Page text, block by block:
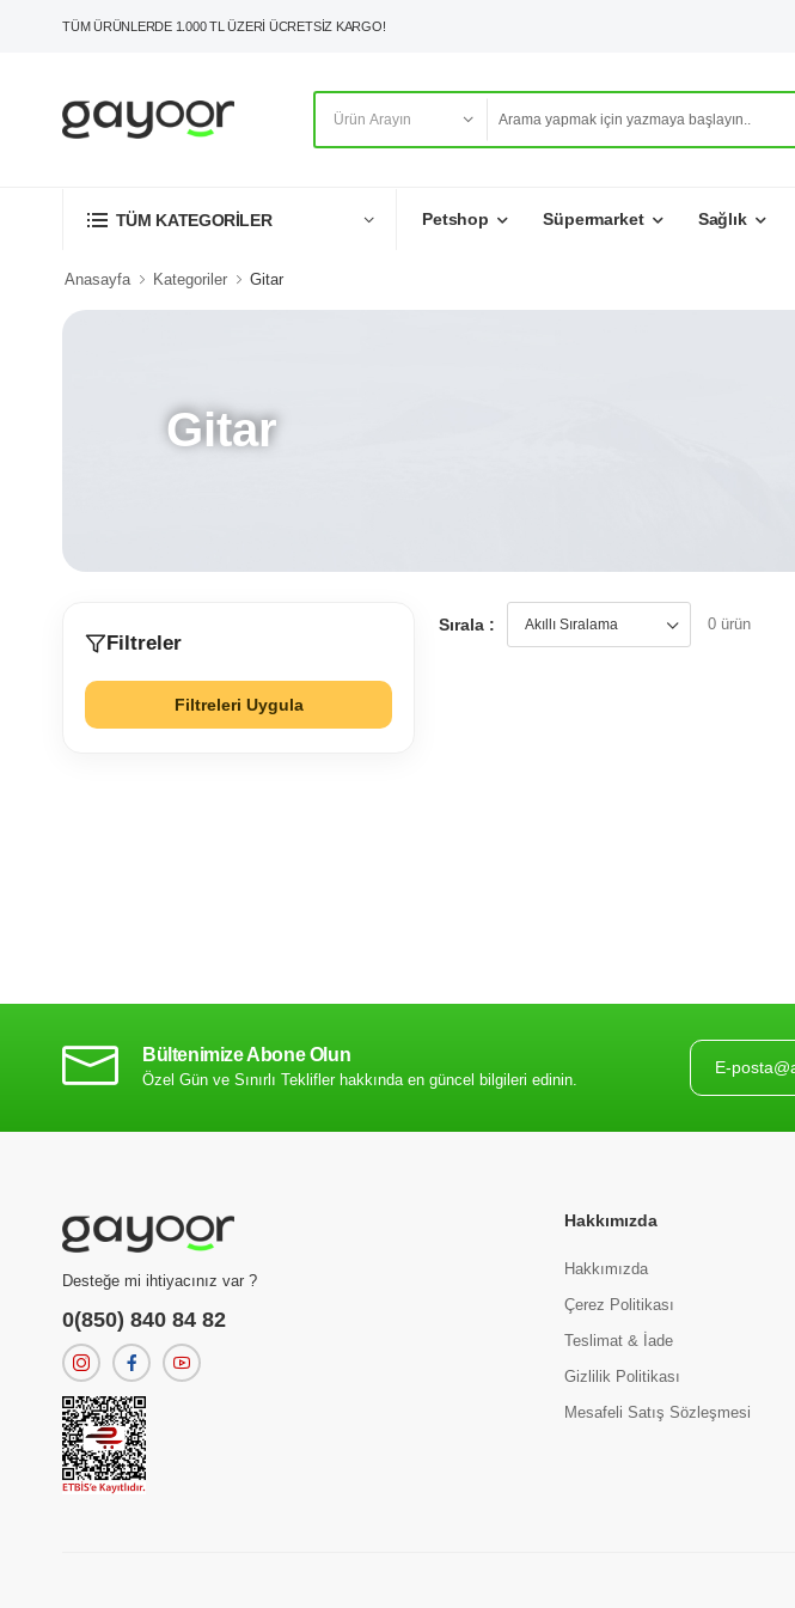
TÜM ÜRÜNLERDE 1.000 TL ÜZERİ ÜCRETSİZ KARGO!
TÜM KATEGORİLER Petshop Süpermarket Sağlık
Anasayfa Kategoriler Gitar
Gitar
Filtreler
Filtreleri Uygula
Sırala : 0 ürün
Bültenimize Abone Olun
Özel Gün ve Sınırlı Teklifler hakkında en güncel bilgileri edinin.
Desteğe mi ihtiyacınız var ?
0(850) 840 84 82
Hakkımızda
Hakkımızda
Çerez Politikası
Teslimat & İade
Gizlilik Politikası
Mesafeli Satış Sözleşmesi